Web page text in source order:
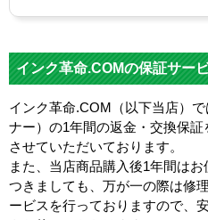
インク革命.COMの保証サー
インク革命.COM（以下当店）
ナー）の1年間の返金・交換保
させていただいております。
また、当店商品購入後1年間は
つきましても、万が一の際は修
ービスを行っておりますので、